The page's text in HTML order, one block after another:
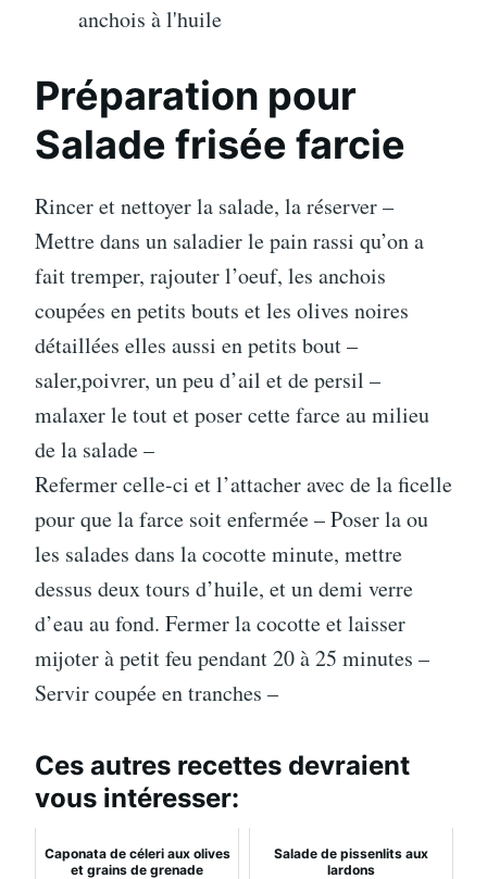
anchois à l'huile
Préparation pour
Salade frisée farcie
Rincer et nettoyer la salade, la réserver –
Mettre dans un saladier le pain rassi qu’on a
fait tremper, rajouter l’oeuf, les anchois
coupées en petits bouts et les olives noires
détaillées elles aussi en petits bout –
saler,poivrer, un peu d’ail et de persil –
malaxer le tout et poser cette farce au milieu
de la salade –
Refermer celle-ci et l’attacher avec de la ficelle
pour que la farce soit enfermée – Poser la ou
les salades dans la cocotte minute, mettre
dessus deux tours d’huile, et un demi verre
d’eau au fond. Fermer la cocotte et laisser
mijoter à petit feu pendant 20 à 25 minutes –
Servir coupée en tranches –
Ces autres recettes devraient
vous intéresser:
Caponata de céleri aux olives
et grains de grenade
Salade de pissenlits aux
lardons